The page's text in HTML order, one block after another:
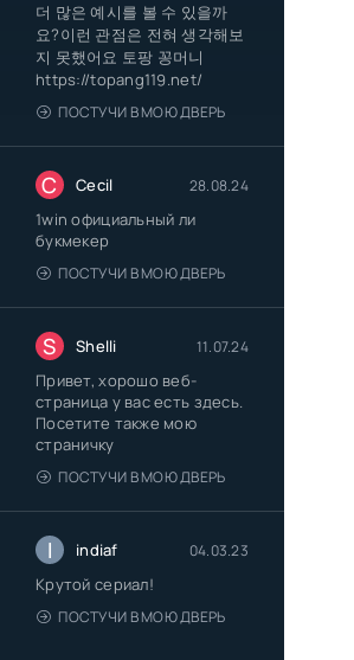
더 많은 예시를 볼 수 있을까
요?이런 관점은 전혀 생각해보
지 못했어요 토팡 꽁머니
https://topang119.net/
ПОСТУЧИ В МОЮ ДВЕРЬ
C Cecil 28.08.24
1win официальный ли
букмекер
ПОСТУЧИ В МОЮ ДВЕРЬ
S Shelli 11.07.24
Привет, хорошо веб-
страница у вас есть здесь.
Посетите также мою
страничку
ПОСТУЧИ В МОЮ ДВЕРЬ
I indiaf 04.03.23
Крутой сериал!
ПОСТУЧИ В МОЮ ДВЕРЬ